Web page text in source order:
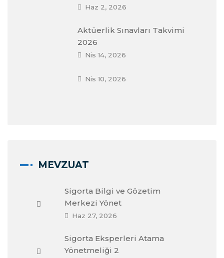
Haz 2, 2026
Aktüerlik Sınavları Takvimi
2026
Nis 14, 2026
Nis 10, 2026
MEVZUAT
Sigorta Bilgi ve Gözetim
Merkezi Yönet
Haz 27, 2026
Sigorta Eksperleri Atama
Yönetmeliği 2